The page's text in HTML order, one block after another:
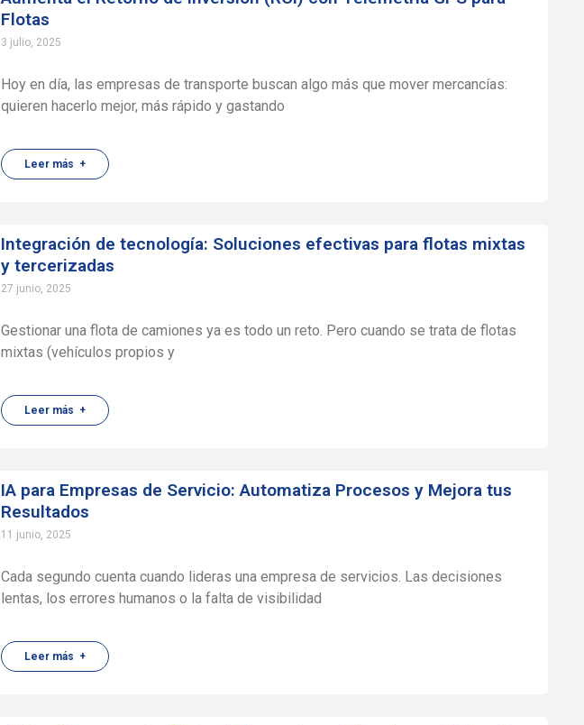
Flotas
3 julio, 2025
Hoy en día, las empresas de transporte buscan algo más que mover mercancías:
quieren hacerlo mejor, más rápido y gastando
Leer más +
Integración de tecnología: Soluciones efectivas para flotas mixtas
y tercerizadas
27 junio, 2025
Gestionar una flota de camiones ya es todo un reto. Pero cuando se trata de flotas
mixtas (vehículos propios y
Leer más +
IA para Empresas de Servicio: Automatiza Procesos y Mejora tus
Resultados
11 junio, 2025
Cada segundo cuenta cuando lideras una empresa de servicios. Las decisiones
lentas, los errores humanos o la falta de visibilidad
Leer más +